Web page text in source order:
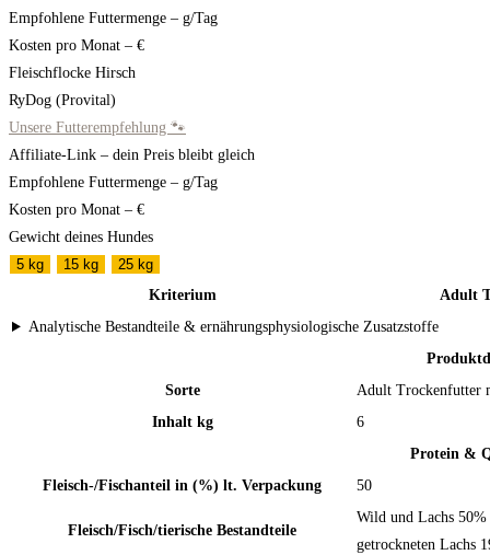
Empfohlene Futtermenge – g/Tag
Kosten pro Monat – €
Fleischflocke Hirsch
RyDog (Provital)
Unsere Futterempfehlung 🐾
Affiliate-Link – dein Preis bleibt gleich
Empfohlene Futtermenge – g/Tag
Kosten pro Monat – €
Gewicht deines Hundes
5 kg
15 kg
25 kg
Kriterium
Adult
Analytische Bestandteile & ernährungsphysiologische Zusatzstoffe
Sorte
Adult Trockenfutter
Inhalt kg
6
Protein &
Fleisch-/Fischanteil in (%) lt. Verpackung
50
Fleisch/Fisch/tierische Bestandteile
Wild und Lachs
getrockneten Lachs